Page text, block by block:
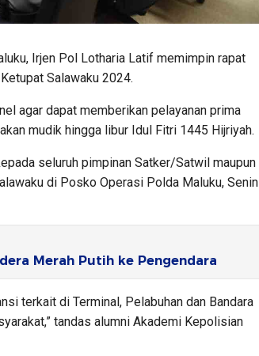
Irjen Pol Lotharia Latif memimpin rapat
Salawaku 2024.
agar dapat memberikan pelayanan prima
mudik hingga libur Idul Fitri 1445 Hijriyah.
seluruh pimpinan Satker/Satwil maupun
di Posko Operasi Polda Maluku, Senin
Merah Putih ke Pengendara
terkait di Terminal, Pelabuhan dan Bandara
tandas alumni Akademi Kepolisian